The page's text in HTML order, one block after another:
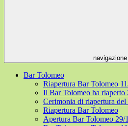
navigazione
Bar Tolomeo
Riapertura Bar Tolomeo
Il Bar Tolomeo ha riaperto
Cerimonia di riapertura
Riapertura Bar Tolomeo
Apertura Bar Tolomeo 29/